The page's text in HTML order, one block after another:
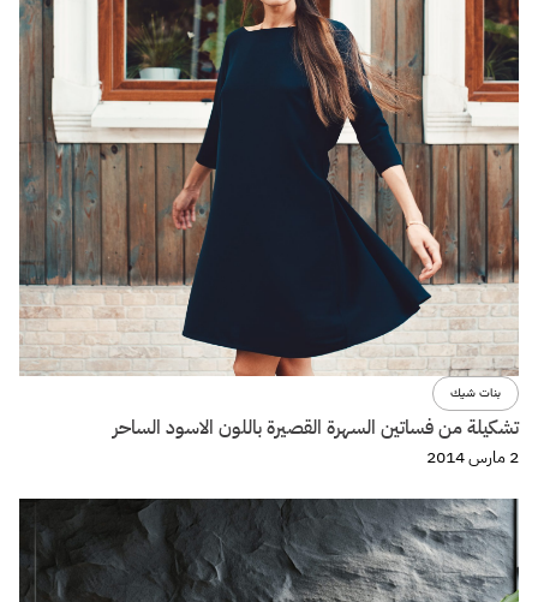
بنات شيك
تشكيلة من فساتين السهرة القصيرة باللون الاسود الساحر
2 مارس 2014